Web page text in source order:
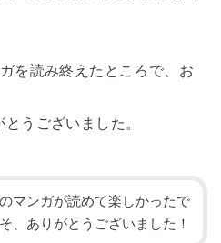
を読み終えたところで、お
うございました。
マンガが読めて楽しかったで
、ありがとうございました！